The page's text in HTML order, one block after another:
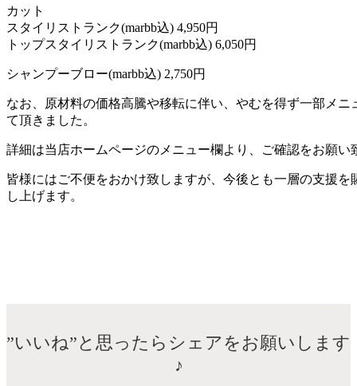
カット
スタイリストランク(marbb込) 4,950円
トップスタイリストランク(marbb込) 6,050円
シャンプーブロー(marbb込) 2,750円
なお、原材料の価格高騰や移転に伴い、やむを得ず一部メニ
て頂きました。
詳細は当店ホームページのメニュー欄より、ご確認をお願い
皆様にはご不便をおかけ致しますが、今後とも一層の支援を
し上げます。
”いいね”と思ったらシェアをお願いします
♪